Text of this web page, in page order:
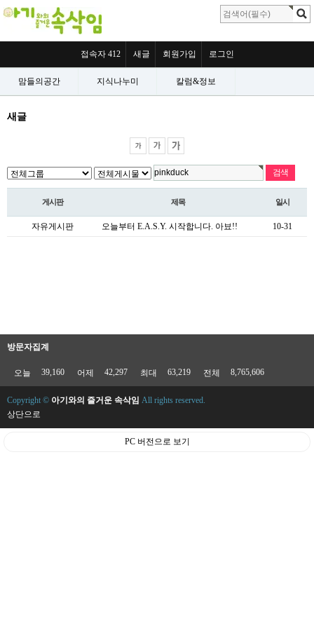
접속자 412 새글 회원가입 로그인
맘들의공간 지식나누미 칼럼&정보
새글
게시판 제목 일시
자유게시판 오늘부터 E.A.S.Y. 시작합니다. 아뵤!! 10-31
방문자집계
오늘 39,160 어제 42,297 최대 63,219 전체 8,765,606
Copyright © 아기와의 즐거운 속삭임 All rights reserved.
상단으로
PC 버전으로 보기